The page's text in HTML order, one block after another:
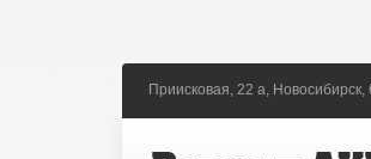
Приисковая, 22 а, Новосибирск,